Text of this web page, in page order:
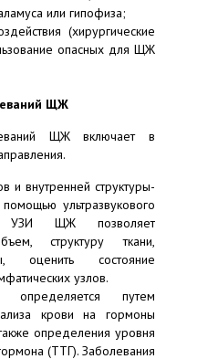
или гипофиза;
(хирургические
опасных для ЩЖ
ЩЖ
ЩЖ включает в
и внутренней структуры-
ультразвукового
УЗИ ЩЖ позволяет
структуру ткани,
оценить состояние
узлов.
путем
крови на гормоны
определения уровня
(ТТГ). Заболевания